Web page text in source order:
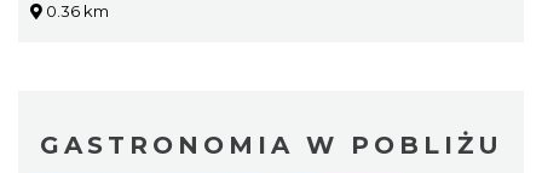
0.36 km
GASTRONOMIA W POBLIŻU